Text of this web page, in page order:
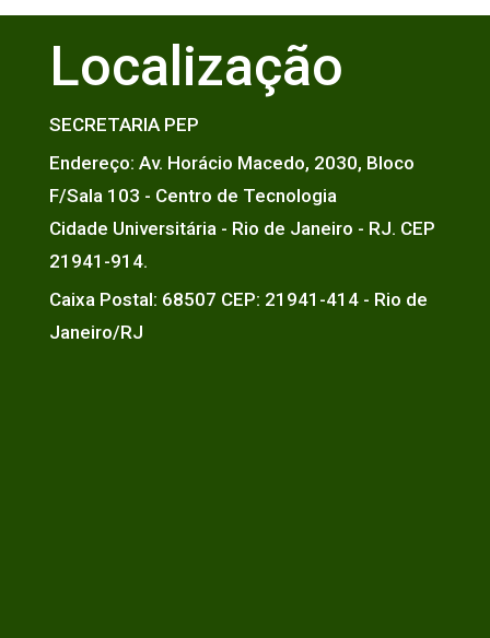
Localização
SECRETARIA PEP
Endereço: Av. Horácio Macedo, 2030, Bloco
F/Sala 103 - Centro de Tecnologia
Cidade Universitária - Rio de Janeiro - RJ. CEP
21941-914.
Caixa Postal: 68507 CEP: 21941-414 - Rio de
Janeiro/RJ